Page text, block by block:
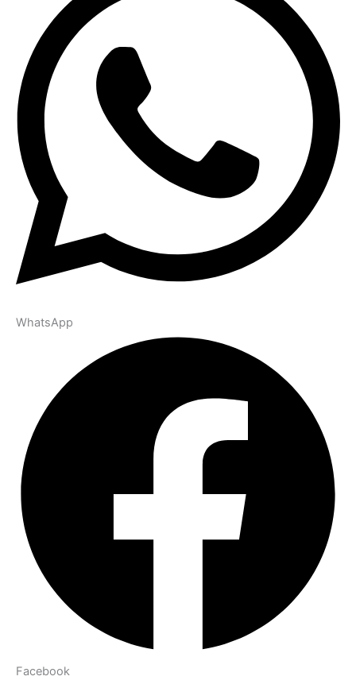
WhatsApp
Facebook